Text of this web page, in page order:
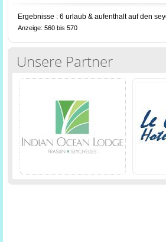
Ergebnisse : 6 urlaub & aufenthalt auf den
Anzeige: 560 bis 570
Unsere Partner